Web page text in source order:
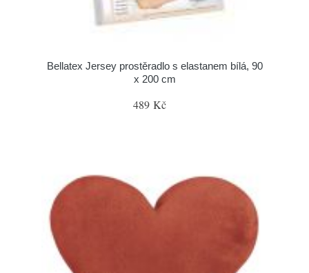
Bellatex Jersey prostěradlo s elastanem bílá, 90
x 200 cm
489 Kč